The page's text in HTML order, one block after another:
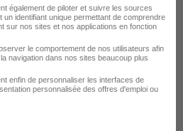
il y a 5 jours
également de piloter et suivre les sources
un identifiant unique permettant de comprendre
sur nos sites et nos applications en fonction
le comportement de nos utilisateurs afin
navigation dans nos sites beaucoup plus
enfin de personnaliser les interfaces de
personnalisée des offres d'emploi ou